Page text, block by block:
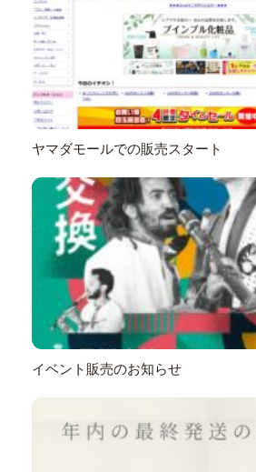
ヤマダモールでの販売スタート
イベント販売のお知らせ